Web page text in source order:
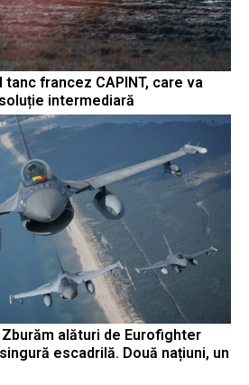
francez CAPINT, care va
intermediară
alături de Eurofighter
escadrilă. Două națiuni, un